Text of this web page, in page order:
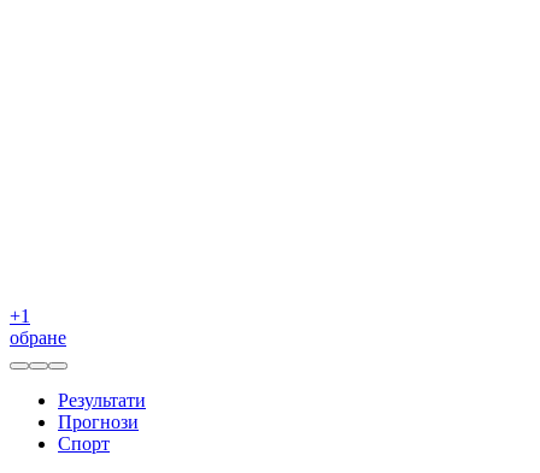
+1
обране
Результати
Прогнози
Спорт